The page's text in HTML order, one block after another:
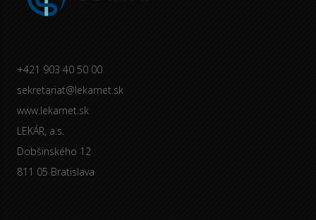
+421 903 40 50 00
sekretariat@lekarnet.sk
www.lekarnet.sk
LEKÁR, a.s.
Dobšinského 12
811 05 Bratislava